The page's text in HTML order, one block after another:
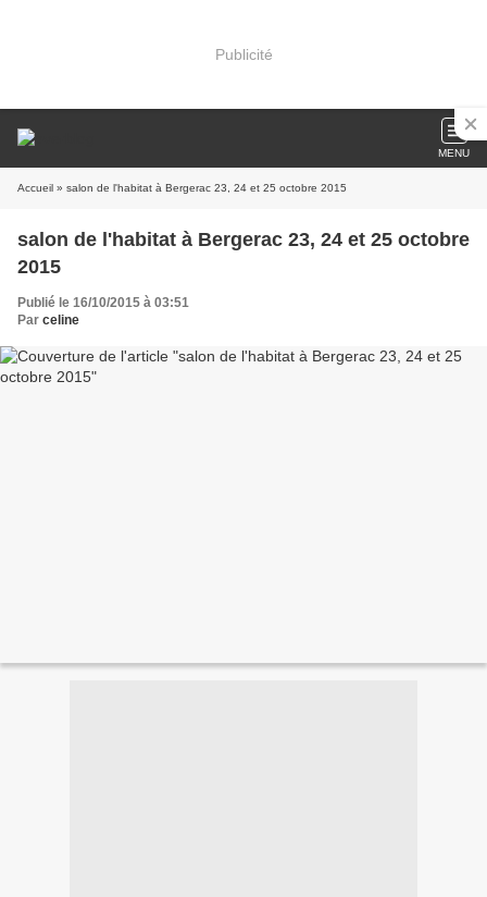
Publicité
MENU
Accueil » salon de l'habitat à Bergerac 23, 24 et 25 octobre 2015
salon de l'habitat à Bergerac 23, 24 et 25 octobre
2015
Publié le 16/10/2015 à 03:51
Par celine